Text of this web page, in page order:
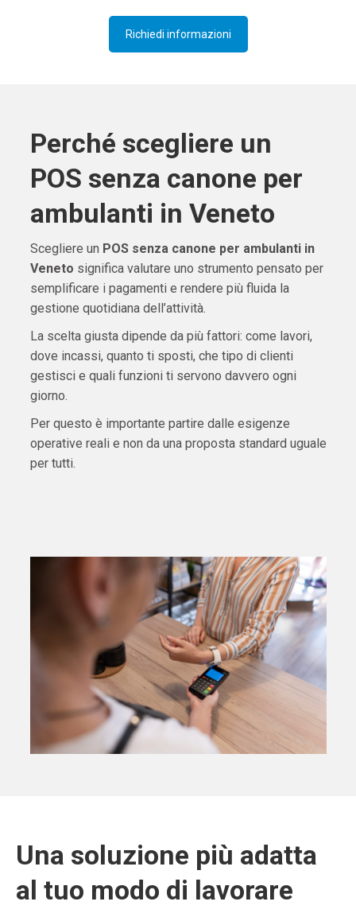
Richiedi informazioni
Perché scegliere un
POS senza canone per
ambulanti in Veneto
Scegliere un POS senza canone per ambulanti in
Veneto significa valutare uno strumento pensato per
semplificare i pagamenti e rendere più fluida la
gestione quotidiana dell’attività.
La scelta giusta dipende da più fattori: come lavori,
dove incassi, quanto ti sposti, che tipo di clienti
gestisci e quali funzioni ti servono davvero ogni
giorno.
Per questo è importante partire dalle esigenze
operative reali e non da una proposta standard uguale
per tutti.
Una soluzione più adatta
al tuo modo di lavorare